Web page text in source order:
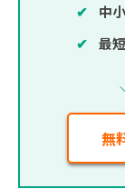
✔
中
✔
最
無